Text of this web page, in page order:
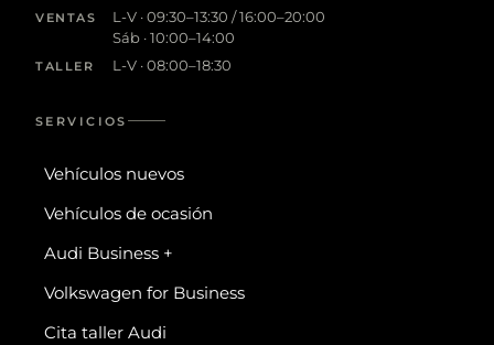
VENTAS
L-V · 09:30–13:30 / 16:00–20:00
Sáb · 10:00–14:00
TALLER L-V · 08:00–18:30
SERVICIOS
Vehículos nuevos
Vehículos de ocasión
Audi Business +
Volkswagen for Business
Cita taller Audi